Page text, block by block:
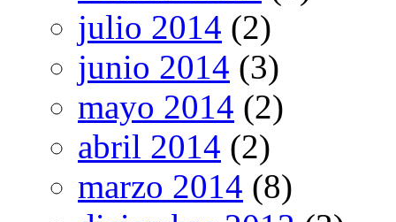
julio 2014 (2)
junio 2014 (3)
mayo 2014 (2)
abril 2014 (2)
marzo 2014 (8)